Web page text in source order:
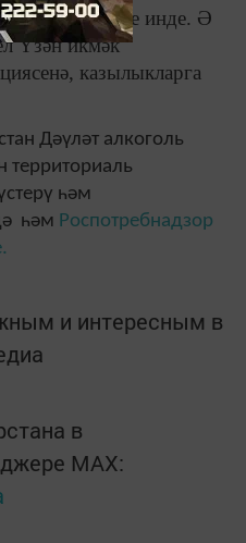
та китте инде. Ә
Үзән икмәк
казылыкларга
Дәүләт алкоголь
территориаль
һәм
һәм Роспотребнадзор
и интересным в
в
MАХ: